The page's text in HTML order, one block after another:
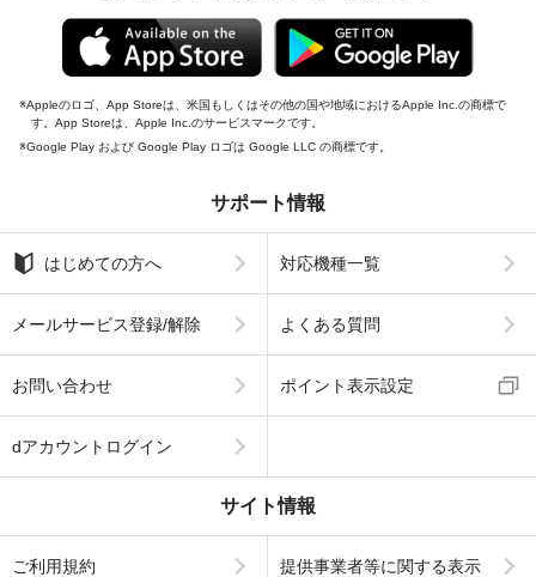
Appleのロゴ、App Storeは、米国もしくはその他の国や地域におけるApple Inc.の商標で
す。App Storeは、Apple Inc.のサービスマークです。
Google Play および Google Play ロゴは Google LLC の商標です。
サポート情報
はじめての方へ 対応機種一覧
メールサービス登録/解除 よくある質問
お問い合わせ ポイント表示設定
dアカウントログイン
サイト情報
ご利用規約 提供事業者等に関する表示